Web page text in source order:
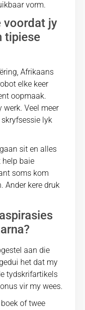
vorm.
voordat jy
tipiese
Afrikaans
elke keer
oopmaak.
werk. Veel meer
lyk
sit en alles
help baie
soms kom
Ander kere druk
aan die
het dat my
tydskrifartikels
vir my wees.
of twee